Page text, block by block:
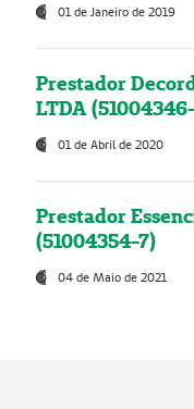
01 de Janeiro de 2019
Prestador
LTDA
01 de Abril de 2020
Prestador
(51004354-7)
04 de Maio de 2021